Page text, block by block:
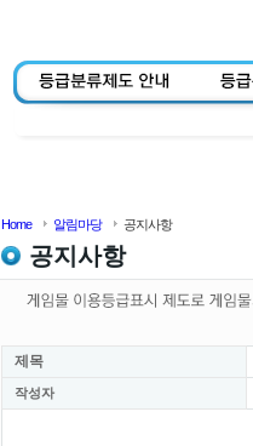
Home 알림마당 공지사항
공지사항
제목
작성자